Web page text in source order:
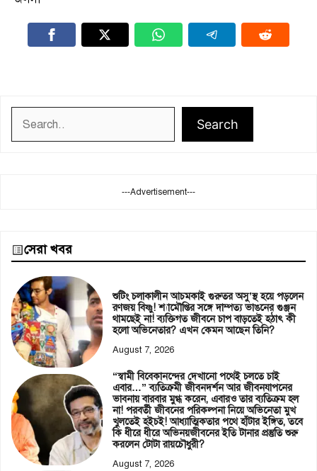
Search
---Advertisement---
সেরা খবর
শুটিং চলাকালীন আচমকাই গুরুতর অসু’স্থ হয়ে পড়লেন
রণজয় বিষ্ণু! শ্যামৌপ্তির সঙ্গে দাম্পত্য ভাঙনের গুঞ্জন
থামছেই না! ব্যক্তিগত জীবনে চাপ বাড়তেই হঠাৎ কী
হলো অভিনেতার? এখন কেমন আছেন তিনি?
August 7, 2026
“স্বামী বিবেকানন্দের দেখানো পথেই চলতে চাই
এবার…” ব্যতিক্রমী জীবনদর্শন আর জীবনযাপনের
ভাবনায় বারবার মুগ্ধ করেন, এবারও তার ব্যতিক্রম হল
না! পরবর্তী জীবনের পরিকল্পনা নিয়ে অভিনেতা মুখ
খুলতেই হইচই! আধ্যাত্মিকতার পথে হাঁটার ইঙ্গিত, তবে
কি ধীরে ধীরে অভিনয়জীবনের ইতি টানার প্রস্তুতি শুরু
করলেন টোটা রায়চৌধুরী?
August 7, 2026